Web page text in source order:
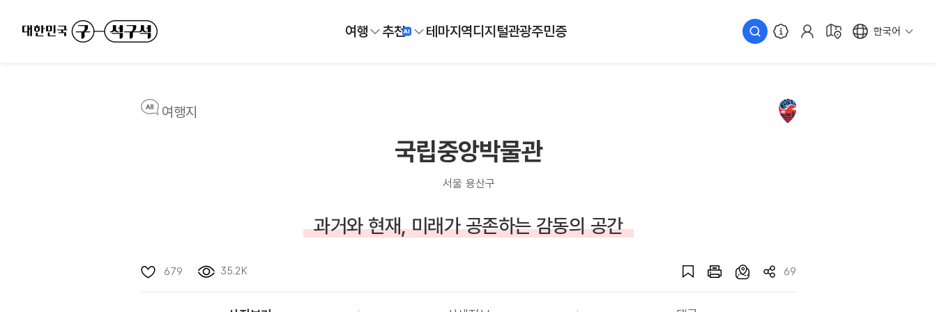
여행 추천 테마지역디지털관광주민증 한국어
여행지
국립중앙박물관
서울 용산구
과거와 현재, 미래가 공존하는 감동의 공간
679 35.2K 69